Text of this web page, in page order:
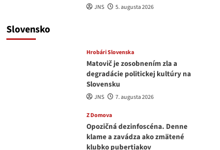
JNS 5. augusta 2026
Slovensko
Hrobári Slovenska
Matovič je zosobnením zla a
degradácie politickej kultúry na
Slovensku
JNS 7. augusta 2026
Z Domova
Opozičná dezinfoscéna. Denne
klame a zavádza ako zmätené
klubko pubertiakov